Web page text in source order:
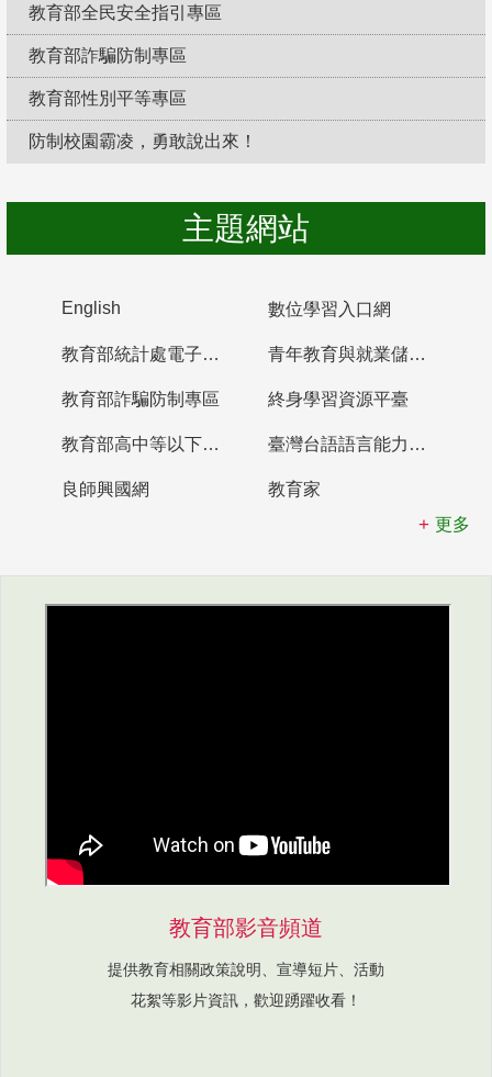
教育部全民安全指引專區
教育部詐騙防制專區
教育部性別平等專區
防制校園霸凌，勇敢說出來！
主題網站
English 數位學習入口網
教育部統計處電子書櫃 青年教育與就業儲蓄帳戶
教育部詐騙防制專區 終身學習資源平臺
教育部高中等以下學校及幼兒園教師資格檢定考試 臺灣台語語言能力認證網站
良師興國網
教育家
更多
教育部影音頻道
提供教育相關政策說明、宣導短片、活動
花絮等影片資訊，歡迎踴躍收看！